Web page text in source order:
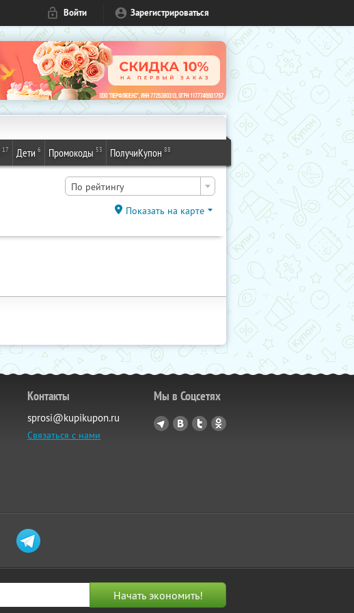
Войти Зарегистрироваться
17 Дети 6 Промокоды 53 ПолучиКупон 88
По рейтингу
Показать на карте
Контакты
sprosi@kupikupon.ru
Связаться с нами
Мы в Соцсетях